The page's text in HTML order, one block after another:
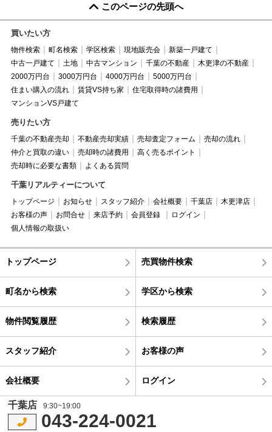
このページの先頭へ
買いたい方
物件検索 町名検索 学区検索 現地販売会
新築一戸建て
中古一戸建て
土地 中古マンション 千葉の不動産
木更津の不動産
2000万円台
3000万円台 4000万円台
5000万円台
住まい購入の流れ
賃貸VS持ち家
住宅取得時の諸費用
マンションVS戸建て
売りたい方
千葉の不動産売却 不動産売却実績 売却査定フォーム
売却の流れ
仲介と買取の違い
売却時の諸費用
高く売るポイント
売却時に必要な書類
よくある質問
千葉リアルティーについて
トップページ お知らせ スタッフ紹介 会社概要 千葉店
木更津店
お客様の声
お問合せ 来店予約 会員登録
ログイン
個人情報の取扱い
トップページ 売買物件検索
町名から検索 学区から検索
物件閲覧履歴 検索履歴
スタッフ紹介 お客様の声
会社概要 ログイン
千葉店 9:30~19:00
043-224-0021